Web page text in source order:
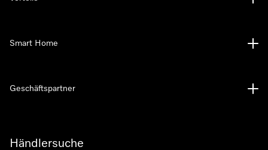
Händlersuche
Smart Home
Geschäftspartner